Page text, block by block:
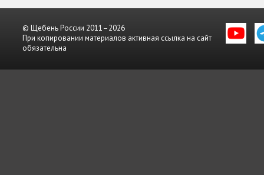
© Щебень России 2011–2026
При копировании материалов активная ссылка на сайт
обязательна